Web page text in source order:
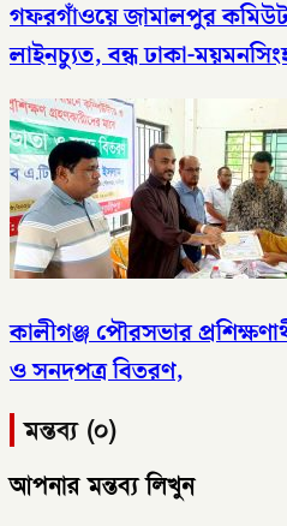
গফরগাঁওয়ে জামালপুর
লাইনচ্যুত, বন্ধ ঢাকা-
কালীগঞ্জ পৌরসভার
ও সনদপত্র বিতরণ,
মন্তব্য (০)
আপনার মন্তব্য লিখুন